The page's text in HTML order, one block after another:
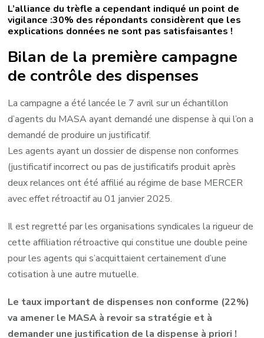
L’alliance du trèfle a cependant indiqué un point de
vigilance :30% des répondants considèrent que les
explications données ne sont pas satisfaisantes !
Bilan de la première campagne
de contrôle des dispenses
La campagne a été lancée le 7 avril sur un échantillon
d’agents du MASA ayant demandé une dispense à qui l’on a
demandé de produire un justificatif.
Les agents ayant un dossier de dispense non conformes
(justificatif incorrect ou pas de justificatifs produit après
deux relances ont été affilié au régime de base MERCER
avec effet rétroactif au 01 janvier 2025.
Il est regretté par les organisations syndicales la rigueur de
cette affiliation rétroactive qui constitue une double peine
pour les agents qui s’acquittaient certainement d’une
cotisation à une autre mutuelle.
Le taux important de dispenses non conforme (22%)
va amener le MASA à revoir sa stratégie et à
demander une justification de la dispense à priori !